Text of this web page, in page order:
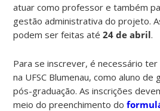
atuar como professor e também
gestão administrativa do projeto.
podem ser feitas até24 de abril.
Para se inscrever, é necessário
na UFSC Blumenau, como aluno de
pós-graduação. As inscrições
meio do preenchimento do